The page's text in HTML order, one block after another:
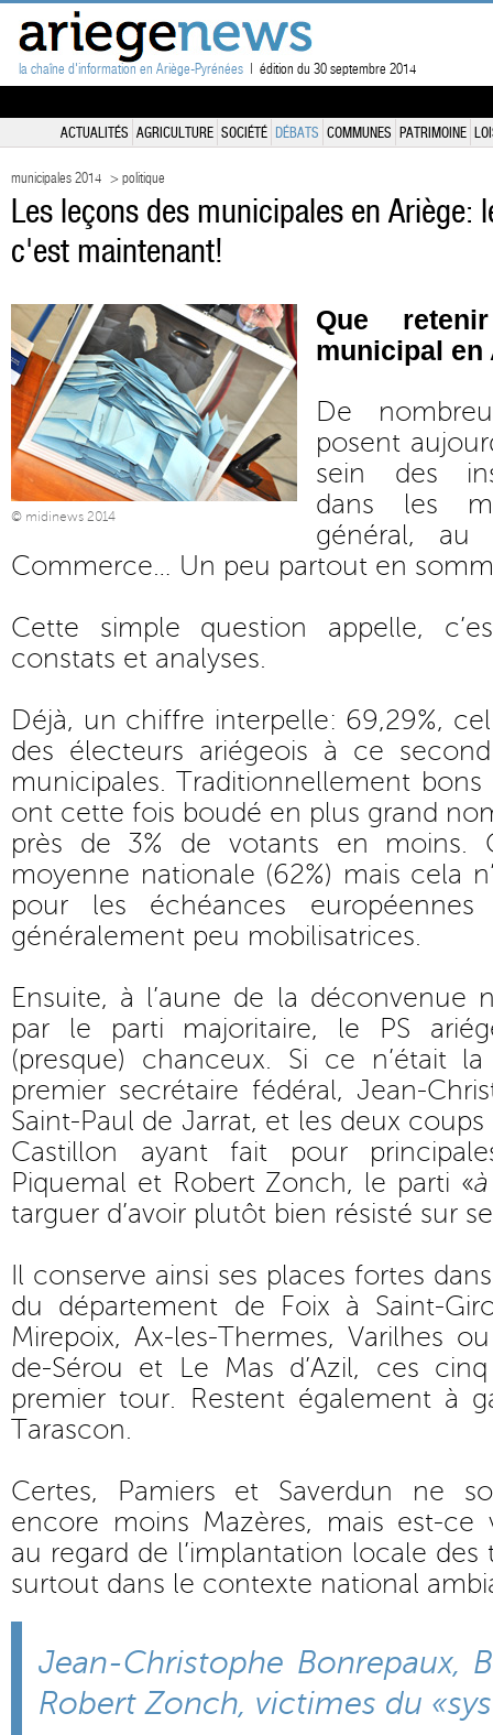
la chaîne d'information en Ariège-Pyrénées | édition du 30 septembre 2014
ACTUALITÉS AGRICULTURE SOCIÉTÉ DÉBATS COMMUNES PATRIMOINE
municipales 2014 > politique
Les leçons des municipales en Ariège:
c'est maintenant!
© midinews 2014
Que
municipal en
De
posent
sein des
dans les
général,
Commerce… Un peu partout en
Cette simple question appelle,
constats et analyses.
Déjà, un chiffre interpelle: 69,29%,
des électeurs ariégeois à ce
municipales. Traditionnellement bons
ont cette fois boudé en plus grand
près de 3% de votants en moins.
moyenne nationale (62%) mais cela
pour les échéances
généralement peu mobilisatrices.
Ensuite, à l’aune de la déconvenue
par le parti majoritaire, le PS
(presque) chanceux. Si ce n’était
premier secrétaire fédéral, Jean-
Saint-Paul de Jarrat, et les deux
Castillon ayant fait pour
Piquemal et Robert Zonch, le parti «
targuer d’avoir plutôt bien résisté sur
Il conserve ainsi ses places fortes
du département de Foix à Saint-
Mirepoix, Ax-les-Thermes, Varilhes
de-Sérou et Le Mas d’Azil, ces
premier tour. Restent également à
Tarascon.
Certes, Pamiers et Saverdun ne
encore moins Mazères, mais est-ce
au regard de l’implantation locale des
surtout dans le contexte national
Jean-Christophe Bonrepaux,
Robert Zonch, victimes du